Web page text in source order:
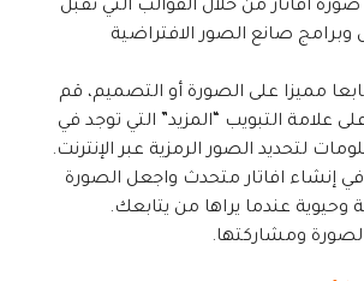
افاتار من خلال القوالب التي تقبل
صانع الصور الافتراضية
مميزا على الصورة أو التصميم، قم
علامة التبويب “المزيد” التي توجد في
لتحديد الصور الرمزية عبر الإنترنت.
إنشاء افاتار متحدث واجعل الصورة
وحيوية عندما يراها من يتابعك.
ومشاركتها.